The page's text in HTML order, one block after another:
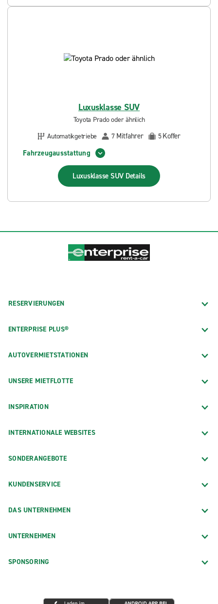
Luxusklasse SUV
Toyota Prado oder ähnlich
Automatikgetriebe
7 Mitfahrer 5Koffer
Fahrzeugausstattung
Luxusklasse SUV Details
RESERVIERUNGEN
ENTERPRISE PLUS®
AUTOVERMIETSTATIONEN
UNSERE MIETFLOTTE
INSPIRATION
INTERNATIONALE WEBSITES
SONDERANGEBOTE
KUNDENSERVICE
DAS UNTERNEHMEN
UNTERNEHMEN
SPONSORING